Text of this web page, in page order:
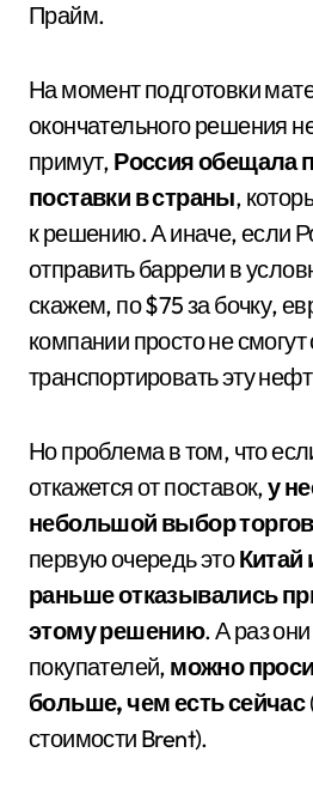
Прайм.
На момент подготовки
окончательного решения
примут, Россия обещала
поставки в страны,
к решению. А иначе, если
отправить баррели в
скажем, по $75 за бочку,
компании просто не смогут
транспортировать эту
Но проблема в том, что
откажется от поставок,у
небольшой выбор
первую очередь этоКитай
раньше отказывались
этому решению. А раз
покупателей, можно
больше, чем есть сейчас
стоимости Brent).